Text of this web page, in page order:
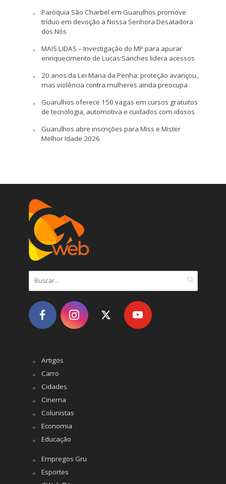
Paróquia São Charbel em Guarulhos promove
tríduo em devoção a Nossa Senhora Desatadora
dos Nós
MAIS LIDAS – Investigação do MP para apurar
enriquecimento de Lucas Sanches lidera acessos
20 anos da Lei Maria da Penha: proteção avançou,
mas violência contra mulheres ainda preocupa
Guarulhos oferece 150 vagas em cursos gratuitos
de tecnologia, automotiva e cuidados com idosos
Guarulhos abre inscrições para Miss e Mister
Melhor Idade 2026
Artigos
Carro
Cidades
Cinema
Colunistas
Economia
Educação
Empregos Gru
Esportes